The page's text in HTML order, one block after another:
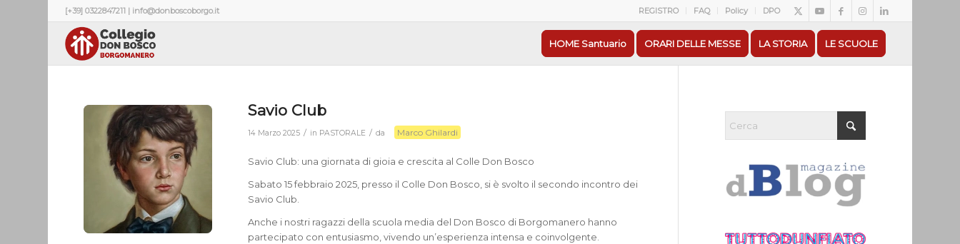
REGISTRO FAQ Policy DPO
[+39] 0322847211 | info@donboscoborgo.it
HOME Santuario ORARI DELLE MESSE LA STORIA LE SCUOLE
Savio Club
14 Marzo 2025 / in PASTORALE / da Marco Ghilardi
Savio Club: una giornata di gioia e crescita al Colle Don Bosco
Sabato 15 febbraio 2025, presso il Colle Don Bosco, si è svolto il secondo incontro dei
Savio Club.
Anche i nostri ragazzi della scuola media del Don Bosco di Borgomanero hanno
partecipato con entusiasmo, vivendo un’esperienza intensa e coinvolgente.